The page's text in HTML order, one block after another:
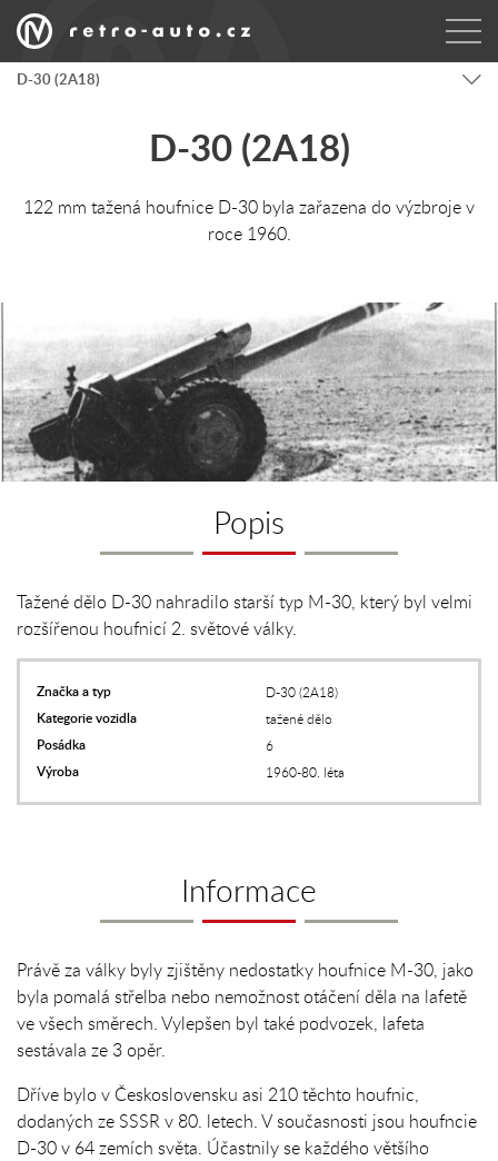
D-30 (2A18)
D-30 (2A18)
122 mm tažená houfnice D-30 byla zařazena do výzbroje v
roce 1960.
Popis
Značka a typ D-30 (2A18)
Kategorie vozidla tažené dělo
Posádka 6
Výroba 1960-80. léta
Tažené dělo D-30 nahradilo starší typ M-30, který byl velmi
rozšířenou houfnicí 2. světové války.
Informace
Právě za války byly zjištěny nedostatky houfnice M-30, jako
byla pomalá střelba nebo nemožnost otáčení děla na lafetě
ve všech směrech. Vylepšen byl také podvozek, lafeta
sestávala ze 3 opěr.
Dříve bylo v Československu asi 210 těchto houfnic,
dodaných ze SSSR v 80. letech. V současnosti jsou houfncie
D-30 v 64 zemích světa. Účastnily se každého většího